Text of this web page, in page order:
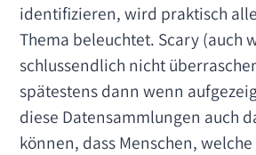
identifizieren, wird praktisch
Thema beleuchtet. Scary (auch
schlussendlich nicht
spätestens dann wenn
diese Datensammlungen auch
können, dass Menschen,